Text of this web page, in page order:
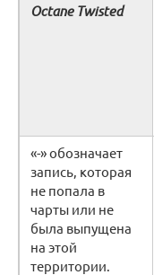
Octane Twisted
«-» обозначает
запись, которая
не попала в
чарты или не
была выпущена
на этой
территории.